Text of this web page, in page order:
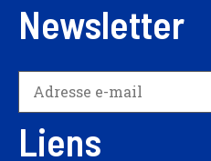
Newsletter
Liens